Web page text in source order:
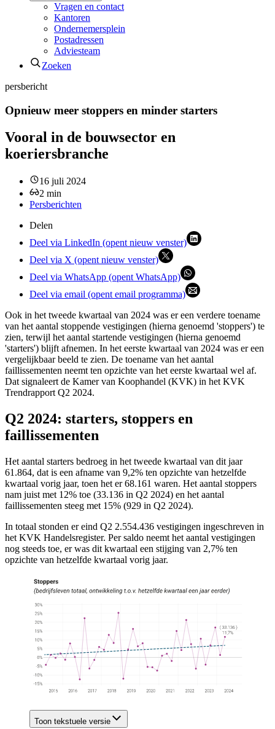
Vragen en contact
Kantoren
Ondernemersplein
Postadressen
Adviesteam
Zoeken
persbericht
Opnieuw meer stoppers en minder starters
Vooral in de bouwsector en
koeriersbranche
16 juli 2024
2 min
Persberichten
Delen
Deel via LinkedIn (opent nieuw venster)
Deel via X (opent nieuw venster)
Deel via WhatsApp (opent WhatsApp)
Deel via email (opent email programma)
Ook in het tweede kwartaal van 2024 was er een verdere toename
van het aantal stoppende vestigingen (hierna genoemd 'stoppers') te
zien, terwijl het aantal startende vestigingen (hierna genoemd
'starters') blijft afnemen. In het eerste kwartaal van 2024 was er een
vergelijkbaar beeld te zien. De toename van het aantal
faillissementen neemt ten opzichte van het eerste kwartaal wel af.
Dat signaleert de Kamer van Koophandel (KVK) in het KVK
Trendrapport Q2 2024.
Q2 2024: starters, stoppers en
faillissementen
Het aantal starters bedroeg in het tweede kwartaal van dit jaar
61.864, dat is een afname van 9,2% ten opzichte van hetzelfde
kwartaal vorig jaar, toen het er 68.161 waren. Het aantal stoppers
nam juist met 12% toe (33.136 in Q2 2024) en het aantal
faillissementen steeg met 15% (929 in Q2 2024).
In totaal stonden er eind Q2 2.554.436 vestigingen ingeschreven in
het KVK Handelsregister. Per saldo neemt het aantal vestigingen
nog steeds toe, er was dit kwartaal een stijging van 2,7% ten
opzichte van hetzelfde kwartaal vorig jaar.
Toon tekstuele versie